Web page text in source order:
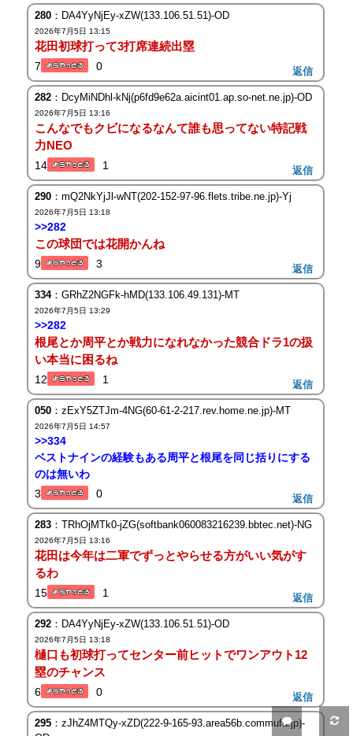
280：DA4YyNjEy-xZW(133.106.51.51)-OD
2026年7月5日 13:15
花田初球打って3打席連続出塁
7 0 返信
282：DcyMiNDhl-kNj(p6fd9e62a.aicint01.ap.so-net.ne.jp)-OD
2026年7月5日 13:16
こんなでもクビになるなんて誰も思ってない特記戦
力NEO
14 1 返信
290：mQ2NkYjJl-wNT(202-152-97-96.flets.tribe.ne.jp)-Yj
2026年7月5日 13:18
>>282
この球団では花開かんね
9 3 返信
334：GRhZ2NGFk-hMD(133.106.49.131)-MT
2026年7月5日 13:29
>>282
根尾とか周平とか戦力になれなかった競合ドラ1の扱
い本当に困るね
12 1 返信
050：zExY5ZTJm-4NG(60-61-2-217.rev.home.ne.jp)-MT
2026年7月5日 14:57
>>334
ベストナインの経験もある周平と根尾を同じ括りにする
のは無いわ
3
0 返信
283：TRhOjMTk0-jZG(softbank060083216239.bbtec.net)-NG
2026年7月5日 13:16
花田は今年は二軍でずっとやらせる方がいい気がす
るわ
15 1 返信
292：DA4YyNjEy-xZW(133.106.51.51)-OD
2026年7月5日 13:18
樋口も初球打ってセンター前ヒットでワンアウト12
塁のチャンス
6 0 返信
295：zJhZ4MTQy-xZD(222-9-165-93.area56b.commufa.jp)-